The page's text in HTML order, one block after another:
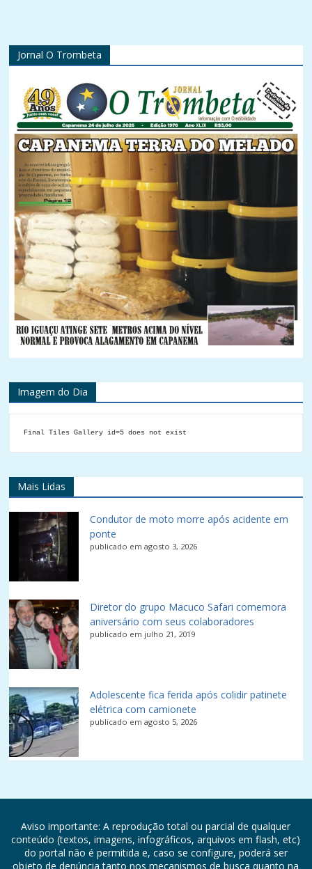
Jornal O Trombeta
Imagem do Dia
Final Tiles Gallery id=5 does not exist
Mais Lidas
Condutor de moto morre após acidente em
ponte
publicado em agosto 3, 2026
Diretor do grupo Macuco Safari comemora
aniversário com seus colaboradores
publicado em julho 21, 2019
Adolescente fica ferida após colidir patinete
elétrica com camionete
publicado em agosto 5, 2026
Aviso importante: A reprodução total ou parcial de qualquer
conteúdo (textos, imagens, infográficos, arquivos em flash, etc)
do portal não é permitida e, caso se configure, poderá ser
objeto de denúncia tanto nos mecanismos de busca quanto na